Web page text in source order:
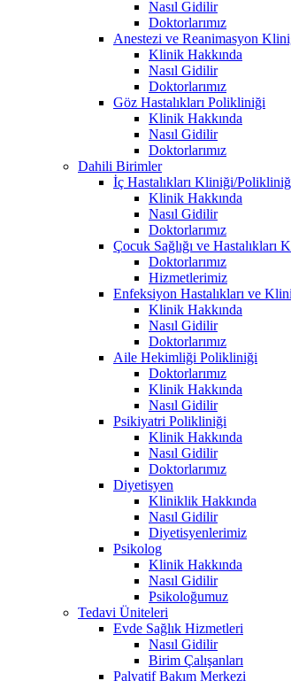
Nasıl Gidilir
Doktorlarımız
Anestezi ve Reanimasyon
Klinik Hakkında
Nasıl Gidilir
Doktorlarımız
Göz Hastalıkları Polikliniği
Klinik Hakkında
Nasıl Gidilir
Doktorlarımız
Dahili Birimler
İç Hastalıkları Kliniği/
Klinik Hakkında
Nasıl Gidilir
Doktorlarımız
Çocuk Sağlığı ve
Doktorlarımız
Hizmetlerimiz
Enfeksiyon Hastalıkları ve
Klinik Hakkında
Nasıl Gidilir
Doktorlarımız
Aile Hekimliği Polikliniği
Doktorlarımız
Klinik Hakkında
Nasıl Gidilir
Psikiyatri Polikliniği
Klinik Hakkında
Nasıl Gidilir
Doktorlarımız
Diyetisyen
Kliniklik Hakkında
Nasıl Gidilir
Diyetisyenlerimiz
Psikolog
Klinik Hakkında
Nasıl Gidilir
Psikoloğumuz
Tedavi Üniteleri
Evde Sağlık Hizmetleri
Nasıl Gidilir
Birim Çalışanları
Palyatif Bakım Merkezi